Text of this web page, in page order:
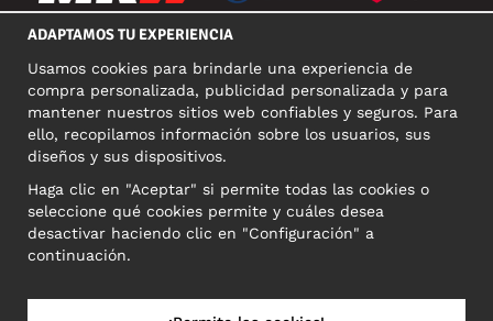
REDES SOCIALES
DIRECCIÓN COMERCIAL
Motley Denim Europe OÜ
Narva mnt 5, EE-10117 Tallinn
Reg: 12356245
ADAPTAMOS TU EXPERIENCIA
Usamos cookies para brindarle una experiencia de
compra personalizada, publicidad personalizada y para
mantener nuestros sitios web confiables y seguros. Para
ello, recopilamos información sobre los usuarios, sus
diseños y sus dispositivos.
Haga clic en "Aceptar" si permite todas las cookies o
seleccione qué cookies permite y cuáles desea
desactivar haciendo clic en "Configuración" a
continuación.